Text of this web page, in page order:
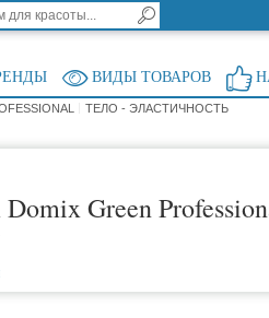
ВИДЫ ТОВАРОВ
ТЕЛО - ЭЛАСТИЧНОСТЬ
Green